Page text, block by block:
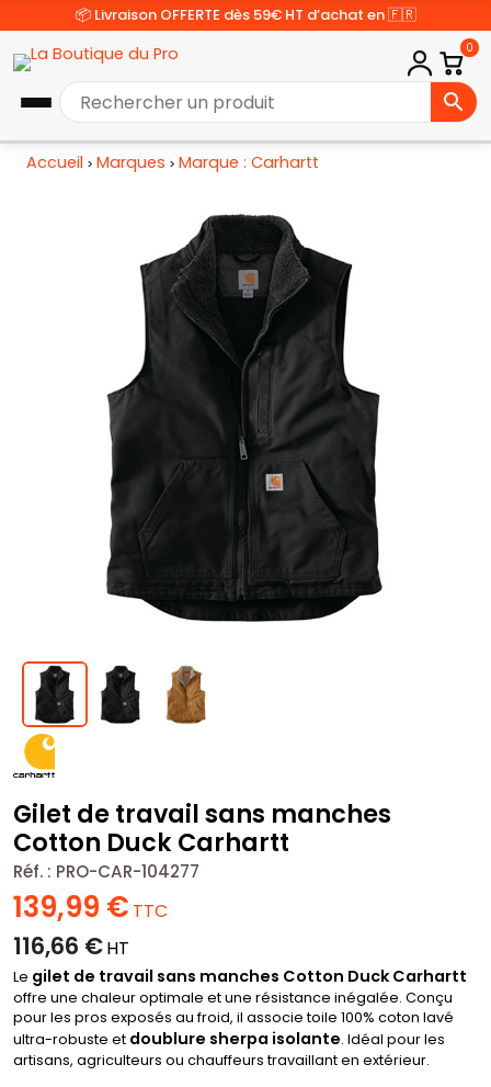
📦 Livraison OFFERTE dès 59€ HT d’achat en 🇫🇷
0
Accueil > Marques > Marque : Carhartt
Gilet de travail sans manches
Cotton Duck Carhartt
Réf. : PRO-CAR-104277
139,99 € TTC
116,66 €HT
Le gilet de travail sans manches Cotton Duck Carhartt
offre une chaleur optimale et une résistance inégalée. Conçu
pour les pros exposés au froid, il associe toile 100% coton lavé
ultra-robuste et doublure sherpa isolante. Idéal pour les
artisans, agriculteurs ou chauffeurs travaillant en extérieur.